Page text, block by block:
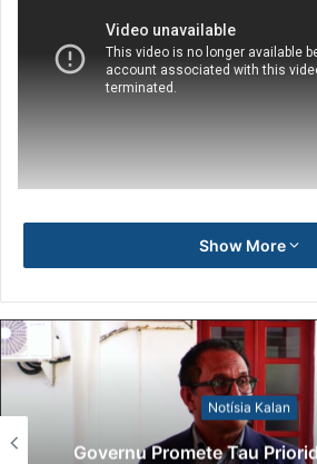
Show More
Notísia Kalan
Governu Promete Tau